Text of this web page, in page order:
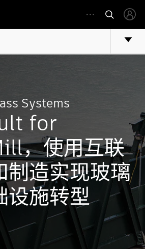
Systems
for
，使用互联
制造实现玻璃
设施转型